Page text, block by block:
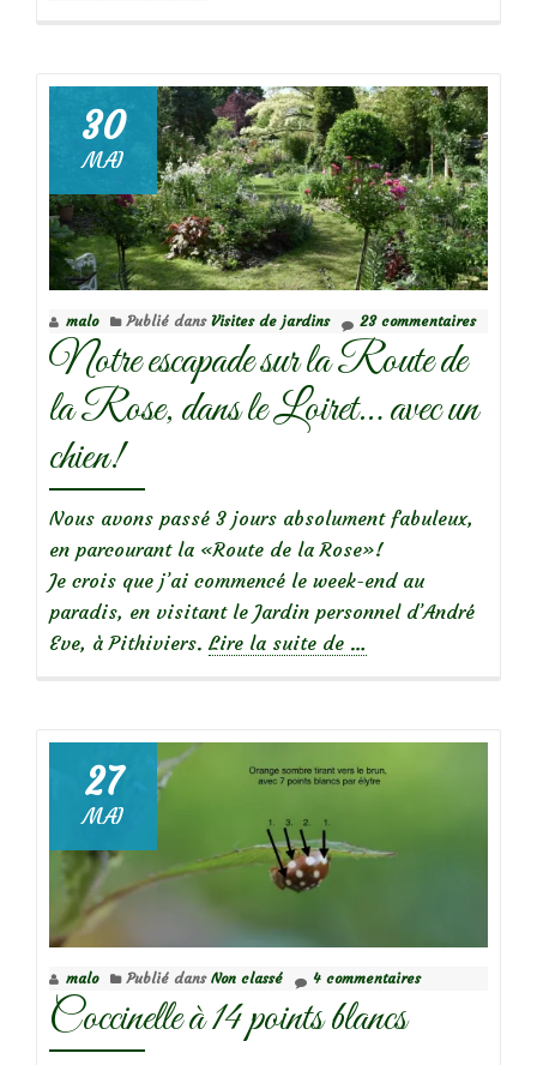
Focus
sur
le
rosier
Edmond
Proust
30
MAI
malo Publié dans Visites de jardins 23 commentaires
Notre escapade sur la Route de
la Rose, dans le Loiret… avec un
chien!
Nous avons passé 3 jours absolument fabuleux,
en parcourant la «Route de la Rose»!
Je crois que j’ai commencé le week-end au
paradis, en visitant le Jardin personnel d’André
Eve, à Pithiviers. Lire la suite de à
sur
de
dans
le
Loiret…
…
27
MAI
malo Publié dans Non classé 4 commentaires
Coccinelle à 14 points blancs